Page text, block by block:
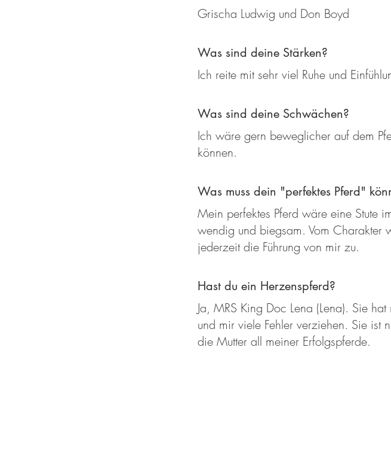
Grischa Ludwig und Don Boyd
Was sind deine Stärken?
Ich reite mit sehr viel Ruhe und
Was sind deine Schwächen?
Ich wäre gern beweglicher auf dem
können.
Was muss dein "perfektes Pferd"
Mein perfektes Pferd wäre eine Stute
wendig und biegsam. Vom Charakter
jederzeit die Führung von mir zu.
Hast du ein Herzenspferd?
Ja, MRS King Doc Lena (Lena). Sie
und mir viele Fehler verziehen. Sie ist
die Mutter all meiner Erfolgspferde.